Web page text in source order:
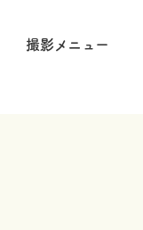
撮影メニュー